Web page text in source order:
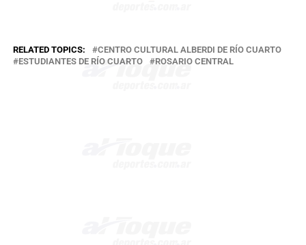
RELATED TOPICS:
CENTRO CULTURAL ALBERDI DE RÍO CUARTO
ESTUDIANTES DE RÍO CUARTO
ROSARIO CENTRAL